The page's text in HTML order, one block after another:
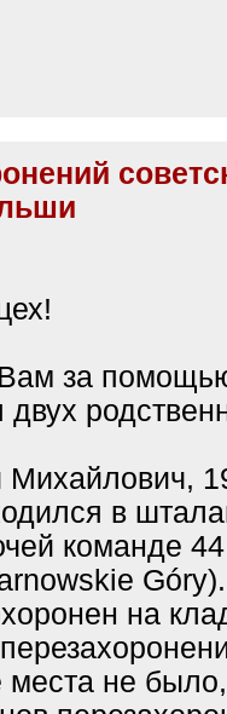
за
в
команде
на
места не